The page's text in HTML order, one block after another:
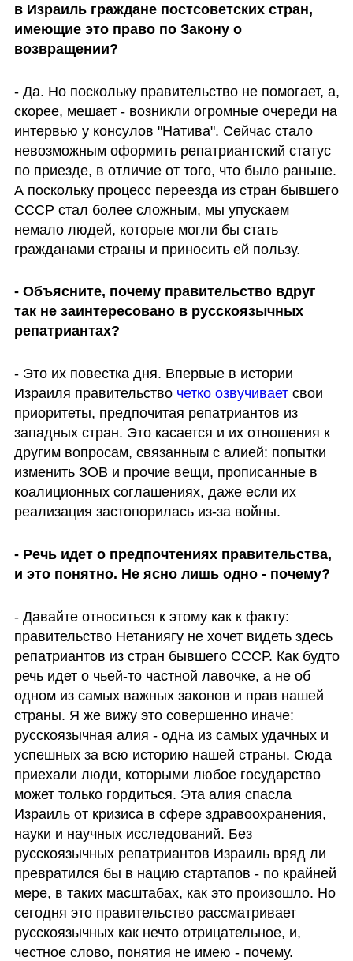
в Израиль граждане постсоветских стран,
имеющие это право по Закону о
возвращении?
- Да. Но поскольку правительство не помогает, а,
скорее, мешает - возникли огромные очереди на
интервью у консулов "Натива". Сейчас стало
невозможным оформить репатриантский статус
по приезде, в отличие от того, что было раньше.
А поскольку процесс переезда из стран бывшего
СССР стал более сложным, мы упускаем
немало людей, которые могли бы стать
гражданами страны и приносить ей пользу.
- Объясните, почему правительство вдруг
так не заинтересовано в русскоязычных
репатриантах?
- Это их повестка дня. Впервые в истории
Израиля правительство четко озвучивает свои
приоритеты, предпочитая репатриантов из
западных стран. Это касается и их отношения к
другим вопросам, связанным с алией: попытки
изменить ЗОВ и прочие вещи, прописанные в
коалиционных соглашениях, даже если их
реализация застопорилась из-за войны.
- Речь идет о предпочтениях правительства,
и это понятно. Не ясно лишь одно - почему?
- Давайте относиться к этому как к факту:
правительство Нетаниягу не хочет видеть здесь
репатриантов из стран бывшего СССР. Как будто
речь идет о чьей-то частной лавочке, а не об
одном из самых важных законов и прав нашей
страны. Я же вижу это совершенно иначе:
русскоязычная алия - одна из самых удачных и
успешных за всю историю нашей страны. Сюда
приехали люди, которыми любое государство
может только гордиться. Эта алия спасла
Израиль от кризиса в сфере здравоохранения,
науки и научных исследований. Без
русскоязычных репатриантов Израиль вряд ли
превратился бы в нацию стартапов - по крайней
мере, в таких масштабах, как это произошло. Но
сегодня это правительство рассматривает
русскоязычных как нечто отрицательное, и,
честное слово, понятия не имею - почему.